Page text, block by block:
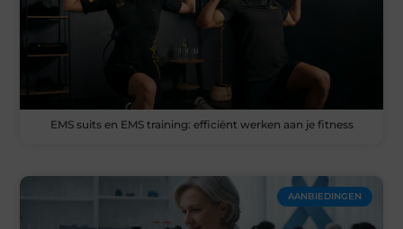
EMS suits en EMS training: efficiënt werken aan je fitness
AANBIEDINGEN